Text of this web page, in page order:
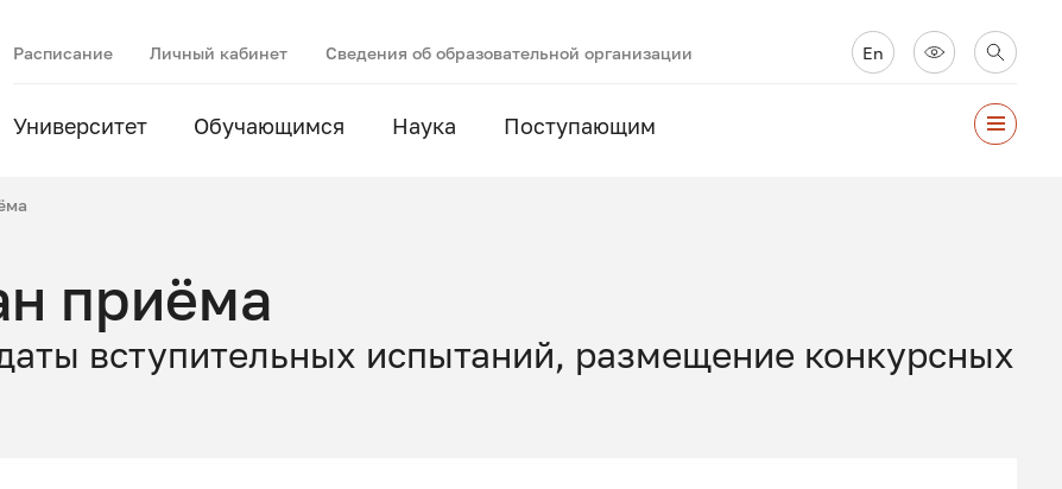
Расписание Личный кабинет Сведения об образовательной организации En
Университет Обучающимся Наука Поступающим
приёма
вступительных испытаний, размещение конкурсных